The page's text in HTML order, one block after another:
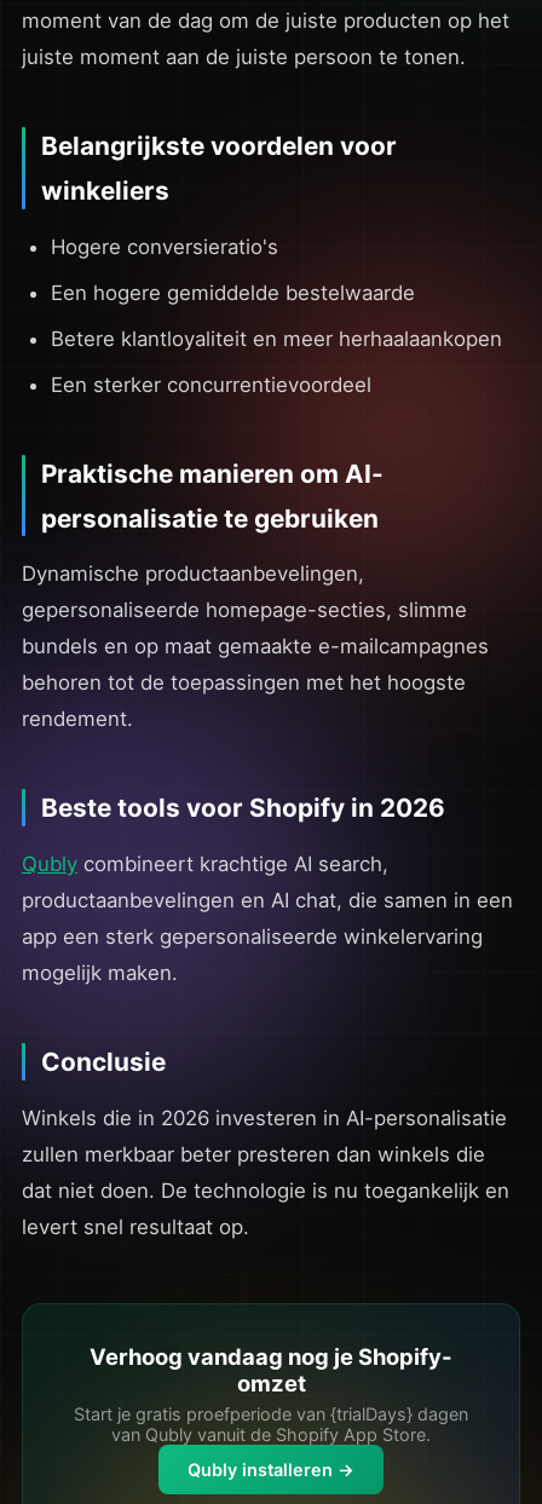
moment van de dag om de juiste producten op het
juiste moment aan de juiste persoon te tonen.
Belangrijkste voordelen voor
winkeliers
Hogere conversieratio's
Een hogere gemiddelde bestelwaarde
Betere klantloyaliteit en meer herhaalaankopen
Een sterker concurrentievoordeel
Praktische manieren om AI-
personalisatie te gebruiken
Dynamische productaanbevelingen,
gepersonaliseerde homepage-secties, slimme
bundels en op maat gemaakte e-mailcampagnes
behoren tot de toepassingen met het hoogste
rendement.
Beste tools voor Shopify in 2026
Qublycombineert krachtige AI search,
productaanbevelingen en AI chat, die samen in een
app een sterk gepersonaliseerde winkelervaring
mogelijk maken.
Conclusie
Winkels die in 2026 investeren in AI-personalisatie
zullen merkbaar beter presteren dan winkels die
dat niet doen. De technologie is nu toegankelijk en
levert snel resultaat op.
Verhoog vandaag nog je Shopify-
omzet
Start je gratis proefperiode van {trialDays} dagen
van Qubly vanuit de Shopify App Store.
Qubly installeren →